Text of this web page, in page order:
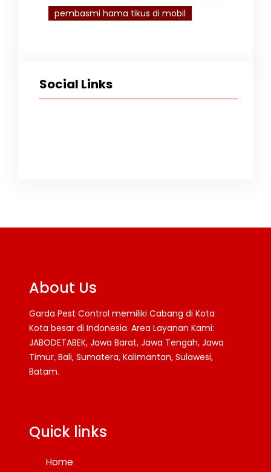
pembasmi hama tikus di mobil
Social Links
About Us
Garda Pest Control memiliki Cabang di Kota
Kota besar di Indonesia. Area Layanan Kami:
JABODETABEK, Jawa Barat, Jawa Tengah, Jawa
Timur, Bali, Sumatera, Kalimantan, Sulawesi,
Batam.
Quick links
Home